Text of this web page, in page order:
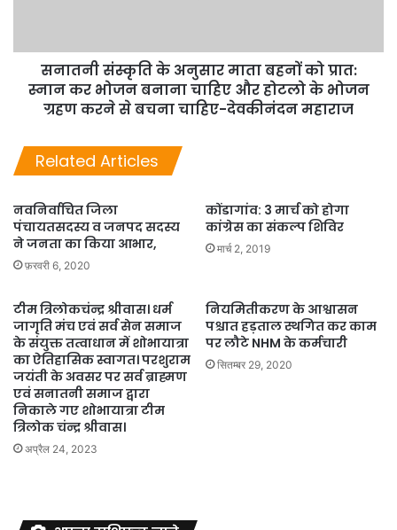
सनातनी संस्कृति के अनुसार माता बहनों को प्रात:
स्नान कर भोजन बनाना चाहिए और होटलो के भोजन
ग्रहण करने से बचना चाहिए-देवकीनंदन महाराज
Related Articles
नवनिर्वाचित जिला
पंचायतसदस्य व जनपद सदस्य
ने जनता का किया आभार,
फ़रवरी 6, 2020
कोंडागांव: 3 मार्च को होगा
कांग्रेस का संकल्प शिविर
मार्च 2, 2019
टीम त्रिलोकचंन्द्र श्रीवास। धर्म
जागृति मंच एवं सर्व सेन समाज
के संयुक्त तत्वाधान में शोभायात्रा
का ऐतिहासिक स्वागत। परशुराम
जयंती के अवसर पर सर्व ब्राह्मण
एवं सनातनी समाज द्वारा
निकाले गए शोभायात्रा टीम
त्रिलोक चंन्द्र श्रीवास।
अप्रैल 24, 2023
नियमितीकरण के आश्वासन
पश्चात हड़ताल स्थगित कर काम
पर लौटे NHM के कर्मचारी
सितम्बर 29, 2020